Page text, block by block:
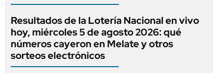
Resultados de la Lotería Nacional en vivo
hoy, miércoles 5 de agosto 2026: qué
números cayeron en Melate y otros
sorteos electrónicos